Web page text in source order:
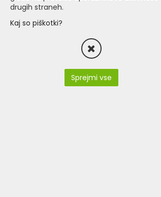
drugih straneh.
Kaj so piškotki?
Sprejmi vse